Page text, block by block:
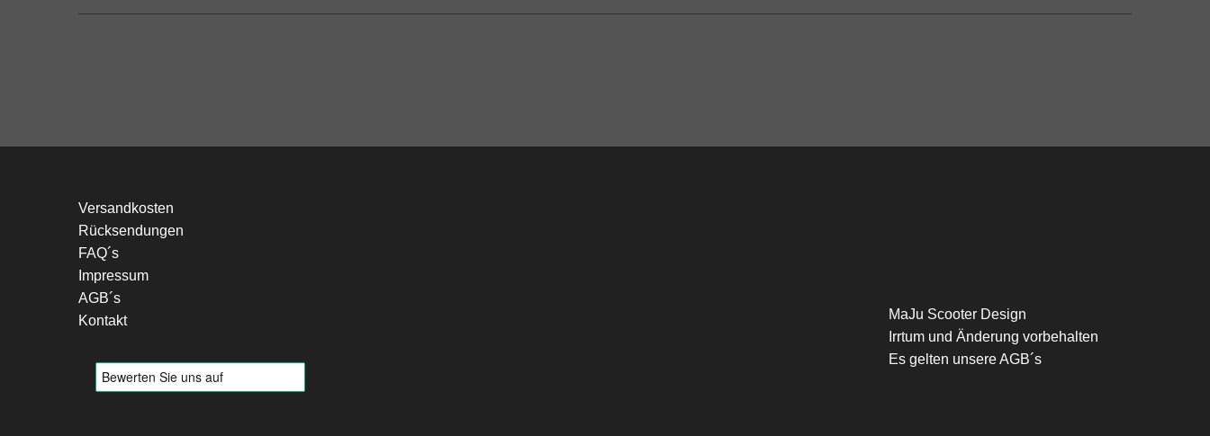
Versandkosten
Rücksendungen
FAQ´s
Impressum
AGB´s
Kontakt
MaJu Scooter Design
Irrtum und Änderung vorbehalten
Es gelten unsere AGB´s